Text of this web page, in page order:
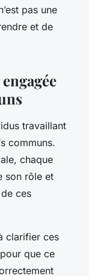
pas une
et de
travaillant
communs.
chaque
son rôle et
ces
clarifier ces
que ce